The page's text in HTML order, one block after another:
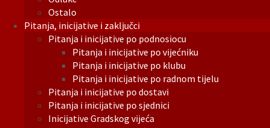
Ostalo
Pitanja, inicijative i zaključci
Pitanja i inicijative po podnosiocu
Pitanja i inicijative po vijećniku
Pitanja i inicijative po klubu
Pitanja i inicijative po radnom tijelu
Pitanja i inicijative po dostavi
Pitanja i inicijative po sjednici
Inicijative Gradskog vijeća